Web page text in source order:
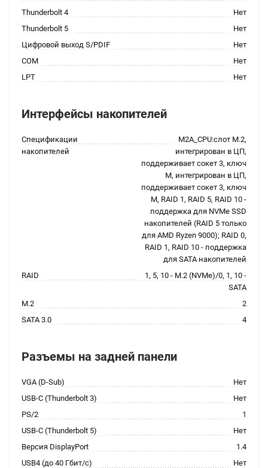
Thunderbolt 4
Нет
Thunderbolt 5
Нет
Цифровой выход S/PDIF
Нет
COM
Нет
LPT
Нет
Интерфейсы накопителей
Спецификации
накопителей
M2A_CPU:слот M.2,
интегрирован в ЦП,
поддерживает сокет 3, ключ
M, интегрирован в ЦП,
поддерживает сокет 3, ключ
M, RAID 1, RAID 5, RAID 10 -
поддержка для NVMe SSD
накопителей (RAID 5 только
для AMD Ryzen 9000); RAID 0,
RAID 1, RAID 10 - поддержка
для SATA накопителей
RAID
1, 5, 10 - M.2 (NVMe)/0, 1, 10 -
SATA
M.2
2
SATA 3.0
4
Разъемы на задней панели
VGA (D-Sub)
Нет
USB-C (Thunderbolt 3)
Нет
PS/2
1
USB-C (Thunderbolt 5)
Нет
Версия DisplayPort
1.4
USB4 (до 40 Гбит/с)
Нет